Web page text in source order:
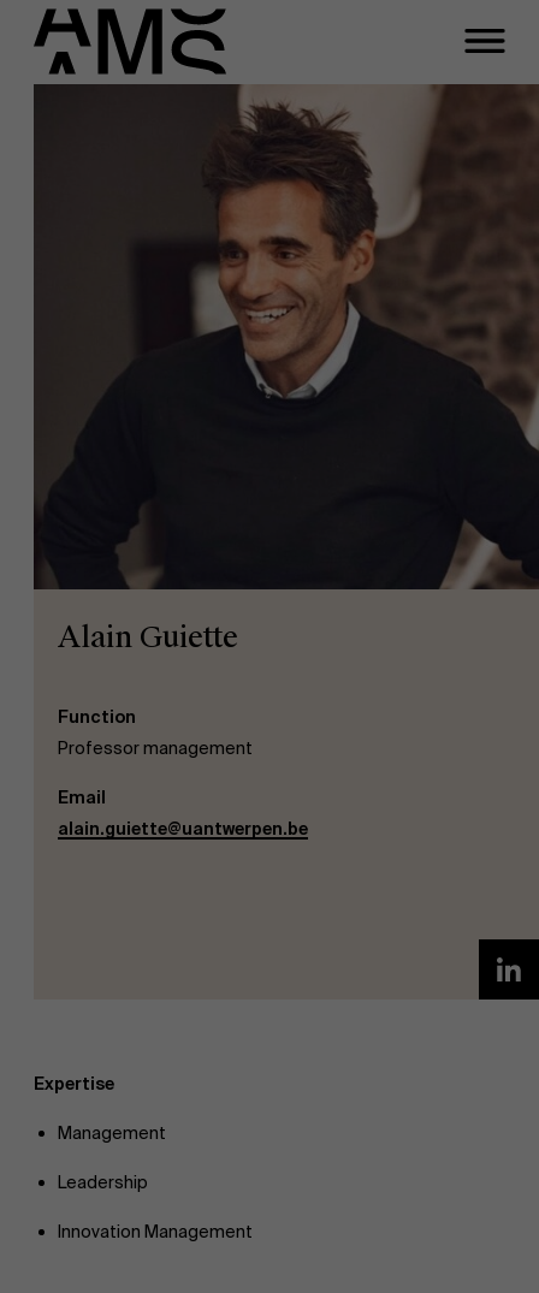
Full-time programma's
Part-time programma's
Programma's op maat
Alain Guiette
Function
Professor management
Email
alain.guiette@uantwerpen.be
Expertise
Management
Leadership
Innovation Management